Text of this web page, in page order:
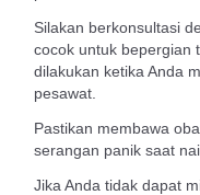
Silakan berkonsultasi
cocok untuk bepergian
dilakukan ketika Anda
pesawat.
Pastikan membawa
serangan panik saat
Jika Anda tidak dapat